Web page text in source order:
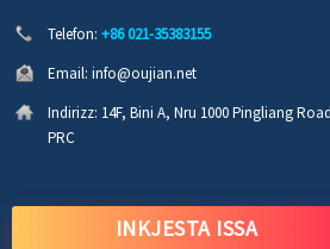
Telefon: +86 021-35383155
Email: info@oujian.net
Indirizz: 14F, Bini A, Nru 1000 Pingliang
PRC
INKJESTA ISSA